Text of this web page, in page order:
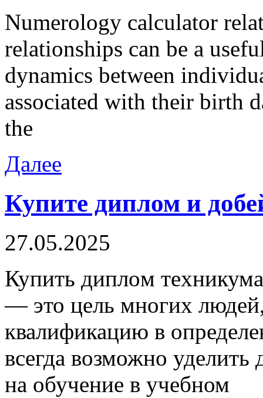
Numerology calculator
relationships can be a
dynamics between
associated with their birth
the
Далее
Купите диплом и
27.05.2025
Купить диплoм
— это цель многих
квалификацию в
всегда возможно
на обучение в учебном